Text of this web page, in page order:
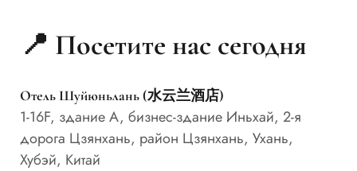
📍 Посетите нас сегодня
Отель Шуйюньлань (水云兰酒店)
1-16F, здание A, бизнес-здание Иньхай, 2-я
дорога Цзянхань, район Цзянхань, Ухань,
Хубэй, Китай